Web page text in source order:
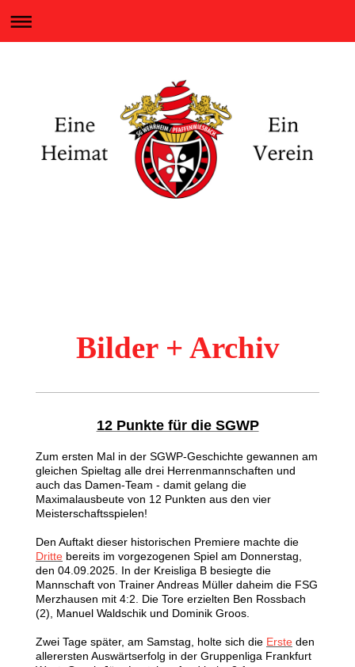
Bilder + Archiv
12 Punkte für die SGWP
Zum ersten Mal in der SGWP-Geschichte gewannen am
gleichen Spieltag alle drei Herrenmannschaften und
auch das Damen-Team - damit gelang die
Maximalausbeute von 12 Punkten aus den vier
Meisterschaftsspielen!
Den Auftakt dieser historischen Premiere machte die
Dritte bereits im vorgezogenen Spiel am Donnerstag,
den 04.09.2025. In der Kreisliga B besiegte die
Mannschaft von Trainer Andreas Müller daheim die FSG
Merzhausen mit 4:2. Die Tore erzielten Ben Rossbach
(2), Manuel Waldschik und Dominik Groos.
Zwei Tage später, am Samstag, holte sich die Erste den
allerersten Auswärtserfolg in der Gruppenliga Frankfurt